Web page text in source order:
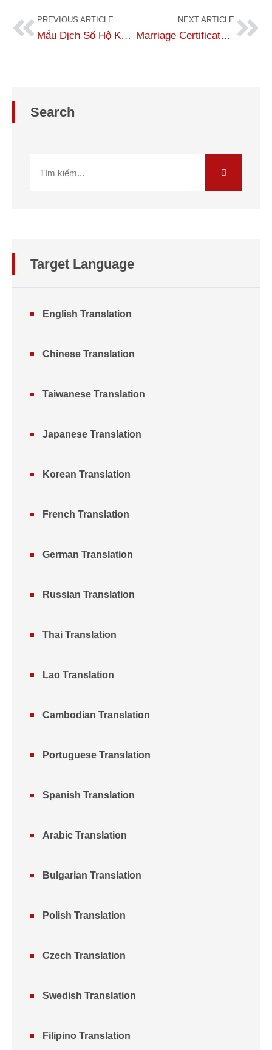
PREVIOUS ARTICLE
Mẫu Dịch Sổ Hộ Khẩu Sang Tiếng Nhật Chuẩn Xác
NEXT ARTICLE
Marriage Certificate Translation into Japanese
Search
Target Language
English Translation
Chinese Translation
Taiwanese Translation
Japanese Translation
Korean Translation
French Translation
German Translation
Russian Translation
Thai Translation
Lao Translation
Cambodian Translation
Portuguese Translation
Spanish Translation
Arabic Translation
Bulgarian Translation
Polish Translation
Czech Translation
Swedish Translation
Filipino Translation